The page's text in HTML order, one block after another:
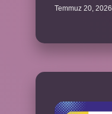
Temmuz 20, 2026